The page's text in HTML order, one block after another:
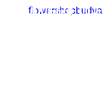
BOUQUET OF LILIES
49.00€